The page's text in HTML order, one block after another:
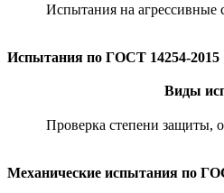
Испытания на агрессивные
Испытания по ГОСТ 14254-2015
Виды
Проверка степени защиты,
Механические испытания по